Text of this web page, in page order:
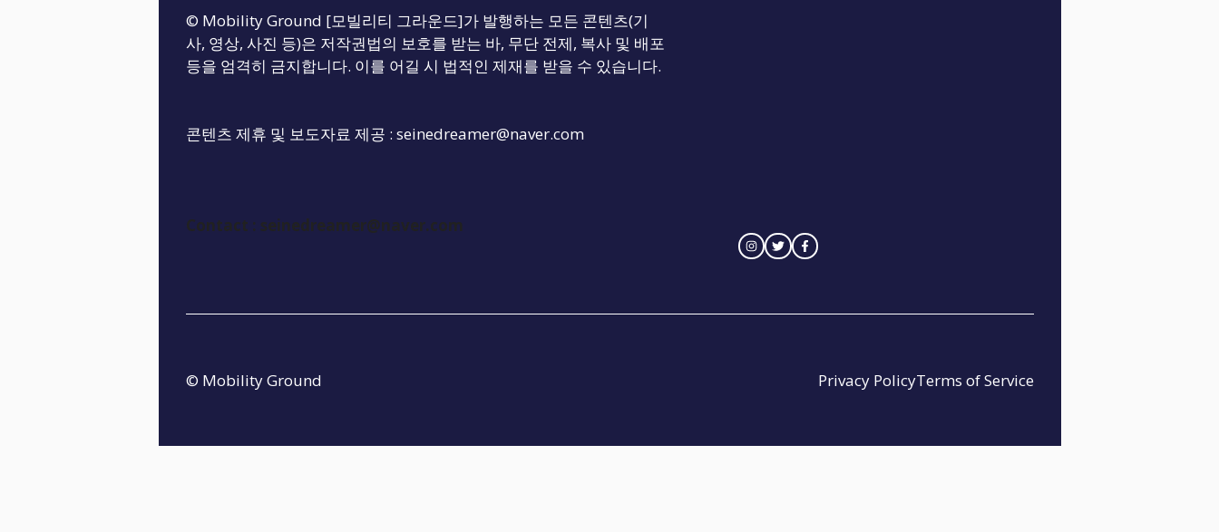
© Mobility Ground [모빌리티 그라운드]가 발행하는 모든 콘텐츠(기
사, 영상, 사진 등)은 저작권법의 보호를 받는 바, 무단 전제, 복사 및 배포
등을 엄격히 금지합니다. 이를 어길 시 법적인 제재를 받을 수 있습니다.
콘텐츠 제휴 및 보도자료 제공 : seinedreamer@naver.com
Contact : seinedreamer@naver.com
© Mobility Ground Privacy PolicyTerms of Service